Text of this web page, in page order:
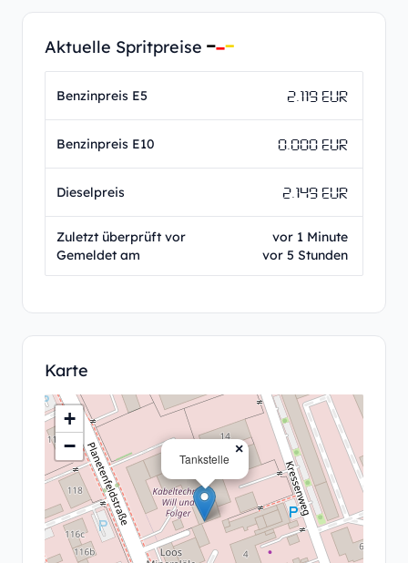
Aktuelle Spritpreise
Benzinpreis E5 2.119 EUR
Benzinpreis E10 0.000 EUR
Dieselpreis 2.149 EUR
Zuletzt überprüft vor
Gemeldet am
vor 1 Minute
vor 5 Stunden
Karte
Tankstelle
×
+
−